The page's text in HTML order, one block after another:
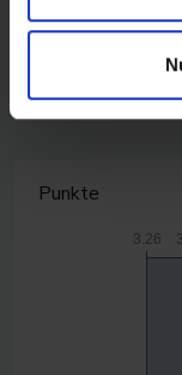
Punkte